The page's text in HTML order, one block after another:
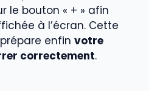
le bouton « + » afin
à l’écran. Cette
enfin votre
correctement.